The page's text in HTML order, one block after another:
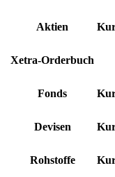
Aktien
Xetra-Orderbuch
Fonds
Devisen
Rohstoffe